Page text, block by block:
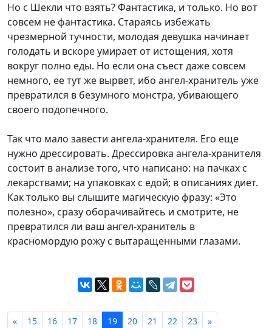
Но с Шекли что взять? Фантастика, и только. Но вот
совсем не фантастика. Стараясь избежать
чрезмерной тучности, молодая девушка начинает
голодать и вскоре умирает от истощения, хотя
вокруг полно еды. Но если она съест даже совсем
немного, ее тут же вырвет, ибо ангел-хранитель уже
превратился в безумного монстра, убивающего
своего подопечного.
Так что мало завести ангела-хранителя. Его еще
нужно дрессировать. Дрессировка ангела-хранителя
состоит в анализе того, что написано: на пачках с
лекарствами; на упаковках с едой; в описаниях диет.
Как только вы слышите магическую фразу: «Это
полезно», сразу оборачивайтесь и смотрите, не
превратился ли ваш ангел-хранитель в
красномордую рожу с вытаращенными глазами.
« 15 16 17 18 19 20 21 22 23 »